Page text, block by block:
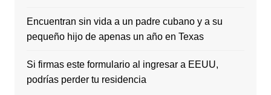
Encuentran sin vida a un padre cubano y a su
pequeño hijo de apenas un año en Texas
Si firmas este formulario al ingresar a EEUU,
podrías perder tu residencia